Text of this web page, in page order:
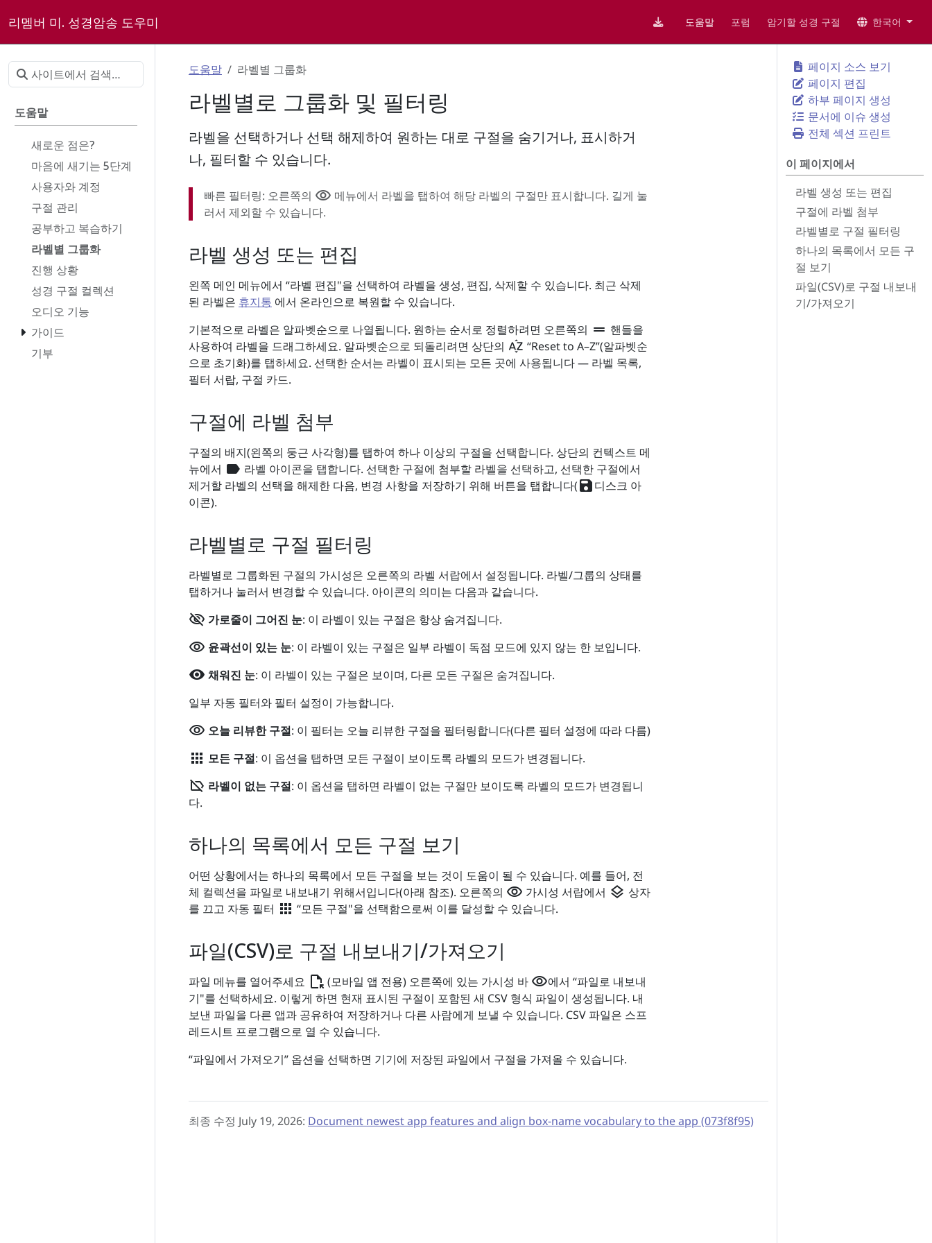
리멤버 미. 성경암송 도우미 도움말 포럼 암기할 성경 구절 한국어
도움말
새로운 점은?
마음에 새기는 5단계
사용자와 계정
구절 관리
공부하고 복습하기
라벨별 그룹화
진행 상황
성경 구절 컬렉션
오디오 기능
가이드
기부
페이지 소스 보기
페이지 편집
하부 페이지 생성
문서에 이슈 생성
전체 섹션 프린트
이 페이지에서
라벨 생성 또는 편집
구절에 라벨 첨부
라벨별로 구절 필터링
하나의 목록에서 모든 구
절 보기
파일(CSV)로 구절 내보내
기/가져오기
도움말 라벨별 그룹화
라벨별로 그룹화 및 필터링
라벨을 선택하거나 선택 해제하여 원하는 대로 구절을 숨기거나, 표시하거
나, 필터할 수 있습니다.
빠른 필터링: 오른쪽의 visibility 메뉴에서 라벨을 탭하여 해당 라벨의 구절만 표시합니다. 길게 눌
러서 제외할 수 있습니다.
라벨 생성 또는 편집
왼쪽 메인 메뉴에서 “라벨 편집"을 선택하여 라벨을 생성, 편집, 삭제할 수 있습니다. 최근 삭제
된 라벨은 휴지통 에서 온라인으로 복원할 수 있습니다.
기본적으로 라벨은 알파벳순으로 나열됩니다. 원하는 순서로 정렬하려면 오른쪽의 drag_handle 핸들을
사용하여 라벨을 드래그하세요. 알파벳순으로 되돌리려면 상단의 sort_by_alpha “Reset to A–Z”(알파벳순
으로 초기화)를 탭하세요. 선택한 순서는 라벨이 표시되는 모든 곳에 사용됩니다 — 라벨 목록,
필터 서랍, 구절 카드.
구절에 라벨 첨부
구절의 배지(왼쪽의 둥근 사각형)를 탭하여 하나 이상의 구절을 선택합니다. 상단의 컨텍스트 메
뉴에서 label 라벨 아이콘을 탭합니다. 선택한 구절에 첨부할 라벨을 선택하고, 선택한 구절에서
제거할 라벨의 선택을 해제한 다음, 변경 사항을 저장하기 위해 버튼을 탭합니다(save디스크 아
이콘).
라벨별로 구절 필터링
라벨별로 그룹화된 구절의 가시성은 오른쪽의 라벨 서랍에서 설정됩니다. 라벨/그룹의 상태를
탭하거나 눌러서 변경할 수 있습니다. 아이콘의 의미는 다음과 같습니다.
visibility_off 가로줄이 그어진 눈: 이 라벨이 있는 구절은 항상 숨겨집니다.
visibility 윤곽선이 있는 눈: 이 라벨이 있는 구절은 일부 라벨이 독점 모드에 있지 않는 한 보입니다.
visibility 채워진 눈: 이 라벨이 있는 구절은 보이며, 다른 모든 구절은 숨겨집니다.
일부 자동 필터와 필터 설정이 가능합니다.
visibility 오늘 리뷰한 구절: 이 필터는 오늘 리뷰한 구절을 필터링합니다(다른 필터 설정에 따라 다름)
apps 모든 구절: 이 옵션을 탭하면 모든 구절이 보이도록 라벨의 모드가 변경됩니다.
label_off 라벨이 없는 구절: 이 옵션을 탭하면 라벨이 없는 구절만 보이도록 라벨의 모드가 변경됩니
다.
하나의 목록에서 모든 구절 보기
어떤 상황에서는 하나의 목록에서 모든 구절을 보는 것이 도움이 될 수 있습니다. 예를 들어, 전
체 컬렉션을 파일로 내보내기 위해서입니다(아래 참조). 오른쪽의 visibility 가시성 서랍에서 layers 상자
를 끄고 자동 필터 apps “모든 구절"을 선택함으로써 이를 달성할 수 있습니다.
파일(CSV)로 구절 내보내기/가져오기
파일 메뉴를 열어주세요 file_open (모바일 앱 전용) 오른쪽에 있는 가시성 바 visibility에서 “파일로 내보내
기"를 선택하세요. 이렇게 하면 현재 표시된 구절이 포함된 새 CSV 형식 파일이 생성됩니다. 내
보낸 파일을 다른 앱과 공유하여 저장하거나 다른 사람에게 보낼 수 있습니다. CSV 파일은 스프
레드시트 프로그램으로 열 수 있습니다.
“파일에서 가져오기” 옵션을 선택하면 기기에 저장된 파일에서 구절을 가져올 수 있습니다.
최종 수정 July 19, 2026: Document newest app features and align box-name vocabulary to the app (073f8f95)